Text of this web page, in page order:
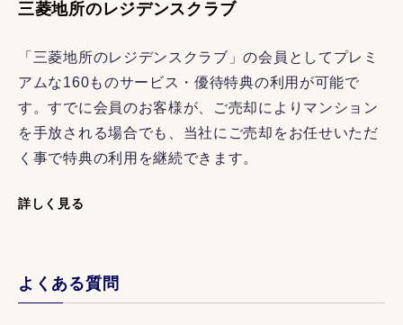
三菱地所のレジデンスクラブ
「三菱地所のレジデンスクラブ」の会員としてプレミ
アムな160ものサービス・優待特典の利用が可能で
す。すでに会員のお客様が、ご売却によりマンション
を手放される場合でも、当社にご売却をお任せいただ
く事で特典の利用を継続できます。
詳しく見る
よくある質問